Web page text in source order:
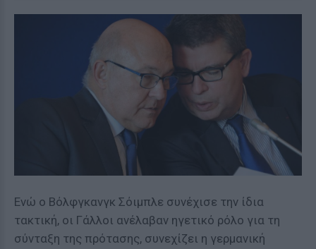
Ενώ ο Βόλφγκανγκ Σόιμπλε συνέχισε την ίδια
τακτική, οι Γάλλοι ανέλαβαν ηγετικό ρόλο για τη
σύνταξη της πρότασης, συνεχίζει η γερμανική